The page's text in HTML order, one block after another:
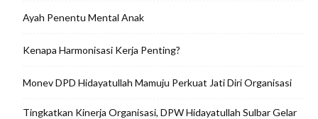
Ayah Penentu Mental Anak
Kenapa Harmonisasi Kerja Penting?
Monev DPD Hidayatullah Mamuju Perkuat Jati Diri Organisasi
Tingkatkan Kinerja Organisasi, DPW Hidayatullah Sulbar Gelar